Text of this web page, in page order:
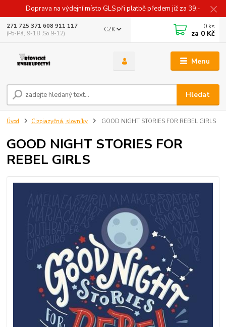
Doprava na výdejní místo GLS při platbě předem již za 39,-
Menu
CZK
Hledat
271 725 371 608 911 117
(Po-Pá, 9-18 ,So 9-12)
0 ks
za 0 Kč
Úvod Cizojazyčná, slovníky GOOD NIGHT STORIES FOR REBEL GIRLS
GOOD NIGHT STORIES FOR
REBEL GIRLS